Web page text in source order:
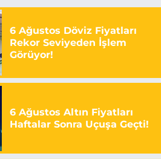
6 Ağustos Döviz Fiyatları
Rekor Seviyeden İşlem
Görüyor!
6 Ağustos Altın Fiyatları
Haftalar Sonra Uçuşa Geçti!